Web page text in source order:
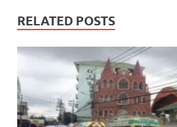
RELATED POSTS